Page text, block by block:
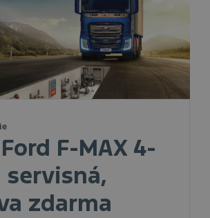
F-MAX 4-
servisná,
zdarma